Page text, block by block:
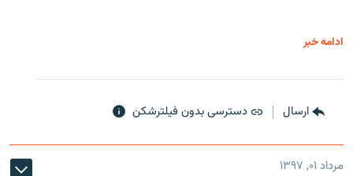
ادامه خبر
ارسال دسترسی بدون فیلترشکن
مرداد ۰۱, ۱۳۹۷